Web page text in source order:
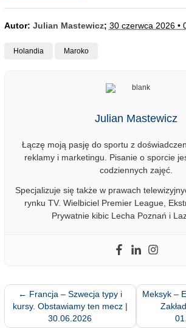
Autor: Julian Mastewicz; 30 czerwca 2026 •
Holandia Maroko
Julian Mastewicz
Łączę moją pasję do sportu z
reklamy i marketingu. Pisanie o sporcie
codziennych zajęć.
Specjalizuje się także w prawach
rynku TV. Wielbiciel Premier League,
Prywatnie kibic Lecha Poznań i
← Francja – Szwecja typy i
kursy. Obstawiamy ten mecz |
30.06.2026
Meksyk –